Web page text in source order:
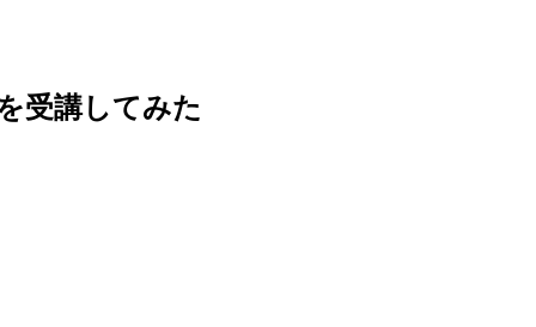
受講してみた